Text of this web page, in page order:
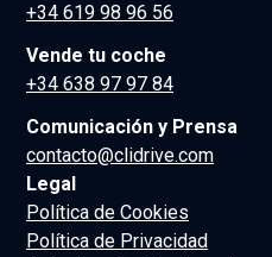
+34 619 98 96 56
Vende tu coche
+34 638 97 97 84
Comunicación y Prensa
contacto@clidrive.com
Legal
Política de Cookies
Política de Privacidad